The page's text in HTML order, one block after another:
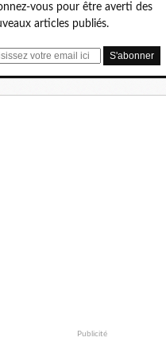
vous pour être averti des
articles publiés.
Publicité